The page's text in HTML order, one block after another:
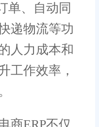
单、自动同
递物流等功
人力成本和
工作效率，